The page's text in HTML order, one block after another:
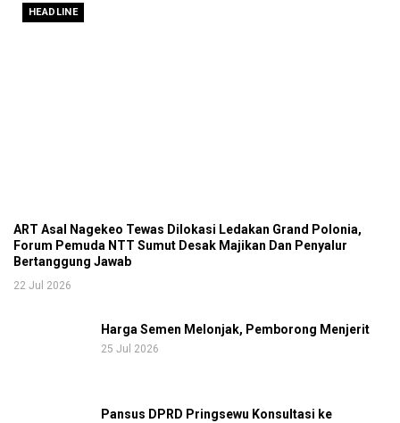
HEADLINE
ART Asal Nagekeo Tewas Dilokasi Ledakan Grand Polonia,
Forum Pemuda NTT Sumut Desak Majikan Dan Penyalur
Bertanggung Jawab
22 Jul 2026
Harga Semen Melonjak, Pemborong Menjerit
25 Jul 2026
Pansus DPRD Pringsewu Konsultasi ke